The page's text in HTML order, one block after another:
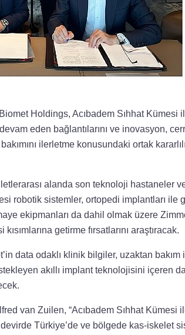
Holdings, Acıbadem Sıhhat Kümesi
eden bağlantılarını ve inovasyon,
ilerletme konusundaki ortak
alanda son teknoloji hastaneler
robotik sistemler, ortopedi implantları ile
ekipmanları da dahil olmak üzere
getirme fırsatlarını araştıracak.
data odaklı klinik bilgiler, uzaktan bakım
akıllı implant teknolojisini içeren
van Zuilen, “Acıbadem Sıhhat Kümesi
Türkiye’de ve bölgede kas-iskelet